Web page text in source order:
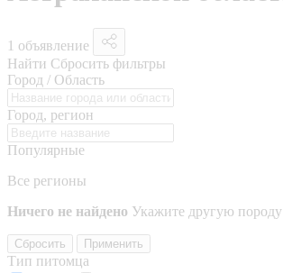
1 объявление
Найти Сбросить фильтры
Город / Область
Город, регион
Популярные
Все регионы
Ничего не найдено Укажите другую породу
Сбросить Применить
Тип питомца